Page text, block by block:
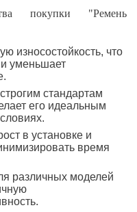
покупки "Ремень
износостойкость, что
и уменьшает
стандартам
его идеальным
в установке и
время
различных моделей